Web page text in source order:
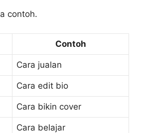
contoh.
Contoh
Cara jualan
Cara edit bio
Cara bikin cover
Cara belajar